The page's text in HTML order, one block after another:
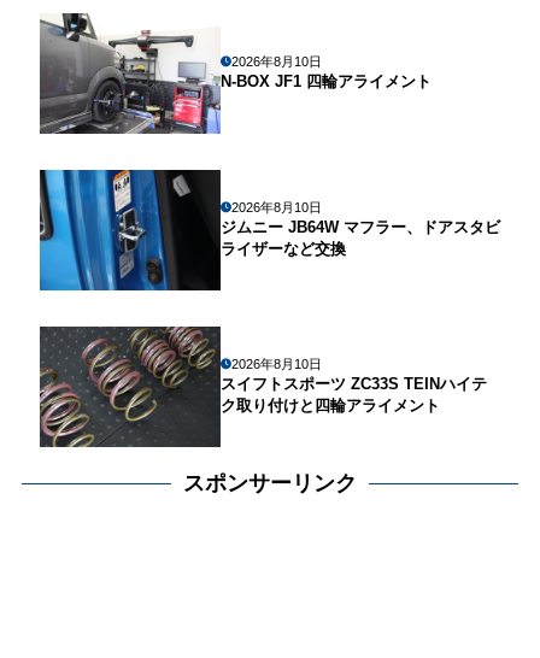
2026年8月10日
N-BOX JF1 四輪アライメント
2026年8月10日
ジムニー JB64W マフラー、ドアスタビ
ライザーなど交換
2026年8月10日
スイフトスポーツ ZC33S TEINハイテ
ク取り付けと四輪アライメント
スポンサーリンク